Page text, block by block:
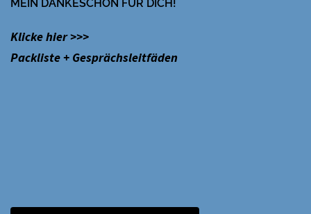
MEIN DANKESCHÖN FÜR DICH!
Klicke hier >>>
Packliste + Gesprächsleitfäden